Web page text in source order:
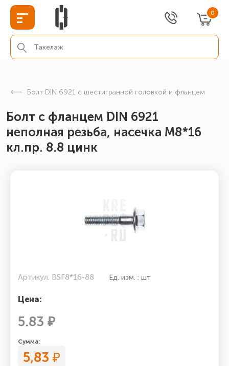
0
Болт DIN 6921 с шестигранной головкой и фланцем
Болт с фланцем DIN 6921
неполная резьба, насечка М8*16
кл.пр. 8.8 цинк
Артикул: BSF8*16-88 Ед. изм. : шт
Цена:
5.83 ₽
Сумма:
5,83 ₽